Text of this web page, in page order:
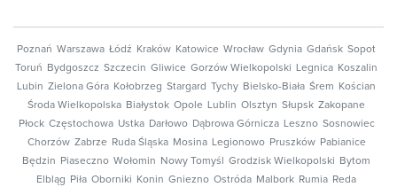
Poznań Warszawa Łódź Kraków Katowice Wrocław Gdynia Gdańsk Sopot
Toruń
Bydgoszcz Szczecin Gliwice Gorzów Wielkopolski Legnica Koszalin
Lubin Zielona Góra Kołobrzeg Stargard Tychy Bielsko-Biała Śrem
Kościan
Środa Wielkopolska Białystok Opole Lublin Olsztyn Słupsk Zakopane
Płock Częstochowa Ustka Darłowo Dąbrowa Górnicza Leszno Sosnowiec
Chorzów Zabrze Ruda Śląska Mosina Legionowo Pruszków
Pabianice
Będzin
Piaseczno Wołomin Nowy Tomyśl Grodzisk Wielkopolski
Bytom
Elbląg
Piła Oborniki Konin Gniezno Ostróda Malbork Rumia Reda